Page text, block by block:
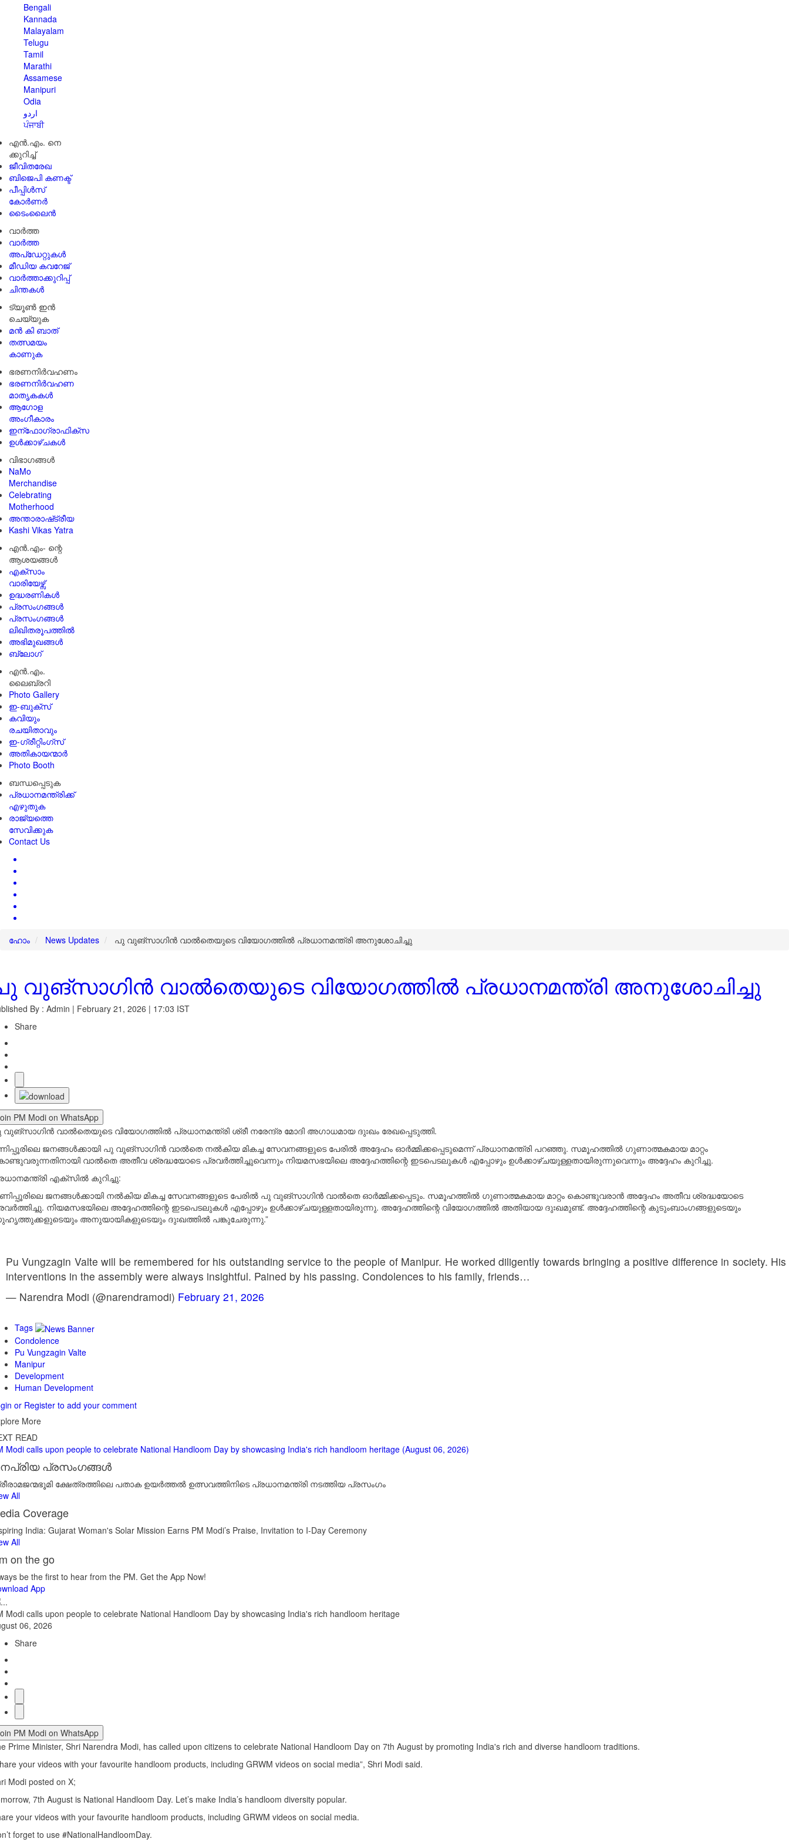
Bengali
Kannada
Malayalam
Telugu
Tamil
Marathi
Assamese
Manipuri
Odia
اردو
ਪੰਜਾਬੀ
എൻ.എം. നെ
ക്കുറിച്ച്
ജീവിതരേഖ
ബിജെപി കണക്ട്
പീപ്പിൾസ്
കോർണർ
ടൈംലൈൻ
വാർത്ത
വാർത്ത
അപ്ഡേറ്റുകൾ
മീഡിയ കവറേജ്
വാർത്താക്കുറിപ്പ്
ചിന്തകൾ
ട്യൂൺ ഇൻ
ചെയ്യുക
മൻ കി ബാത്
തത്സമയം
കാണുക
ഭരണനിര്‍വഹണം
ഭരണനിര്‍വഹണ
മാതൃകകൾ
ആഗോള
അംഗീകാരം
ഇന്ഫോഗ്രാഫിക്സ
ഉള്‍ക്കാഴ്‌ചകൾ
വിഭാഗങ്ങൾ
NaMo
Merchandise
Celebrating
Motherhood
അന്താരാഷ്‌ട്രീയ
Kashi Vikas Yatra
എൻ.എം- ന്റെ
ആശയങ്ങൾ
എക്സാം
വാരിയേഴ്സ്
ഉദ്ധരണികള്‍
പ്രസംഗങ്ങള്‍
പ്രസംഗങ്ങൾ
ലിഖിതരൂപത്തിൽ
അഭിമുഖങ്ങൾ
ബ്ലോഗ്
എൻ.എം.
ലൈബ്രറി
Photo Gallery
ഇ-ബുക്‌സ്
കവിയും
രചയിതാവും
ഇ-ഗ്രീറ്റിംഗ്‌സ്
അതികായന്മാർ
Photo Booth
ബന്ധപ്പെടുക
പ്രധാനമന്ത്രിക്ക്
എഴുതുക
രാജ്യത്തെ
സേവിക്കുക
Contact Us
ഹോം News Updates പു വുങ്‌സാഗിൻ വാൽതെയുടെ വിയോഗത്തിൽ പ്രധാനമന്ത്രി അനുശോചിച്ചു
വുങ്‌സാഗിൻ വാൽതെയുടെ വിയോഗത്തിൽ പ്രധാനമന്ത്രി അനുശോചിച്ചു
By : Admin | February 21, 2026 | 17:03 IST
Share
PM Modi on WhatsApp
വാൽതെയുടെ വിയോഗത്തിൽ പ്രധാനമന്ത്രി ശ്രീ നരേന്ദ്ര മോദി അഗാധമായ ദുഃഖം രേഖപ്പെടുത്തി.
ജനങ്ങൾക്കായി പു വുങ്‌സാഗിൻ വാൽതെ നൽകിയ മികച്ച സേവനങ്ങളുടെ പേരിൽ അദ്ദേഹം ഓർമ്മിക്കപ്പെടുമെന്ന് പ്രധാനമന്ത്രി പറഞ്ഞു. സമൂഹത്തിൽ ​ഗുണാത്മകമായ മാറ്റം
വാൽതെ അതീവ ശ്രദ്ധയോടെ പ്രവർത്തിച്ചുവെന്നും നിയമസഭയിലെ അദ്ദേഹത്തിന്റെ ഇടപെടലുകൾ എപ്പോഴും ഉൾക്കാഴ്ചയുള്ളതായിരുന്നുവെന്നും അദ്ദേഹം കുറിച്ചു.
എക്‌സിൽ കുറിച്ചു:
ജനങ്ങൾക്കായി നൽകിയ മികച്ച സേവനങ്ങളുടെ പേരിൽ പു വുങ്‌സാഗിൻ വാൽതെ ഓർമ്മിക്കപ്പെടും. സമൂഹത്തിൽ ഗുണാത്മകമായ മാറ്റം കൊണ്ടുവരാൻ അദ്ദേഹം അതീവ ശ്രദ്ധയോടെ
നിയമസഭയിലെ അദ്ദേഹത്തിന്റെ ഇടപെടലുകൾ എപ്പോഴും ഉൾക്കാഴ്ചയുള്ളതായിരുന്നു. അദ്ദേഹത്തിന്റെ വിയോഗത്തിൽ അതിയായ ദുഃഖമുണ്ട്. അദ്ദേഹത്തിന്റെ കുടുംബാംഗങ്ങളുടെയും
അനുയായികളുടെയും ദുഃഖത്തിൽ പങ്കുചേരുന്നു.”
Pu Vungzagin Valte will be remembered for his outstanding service to the people of Manipur. He worked diligently towards bringing a positive difference in society. His
interventions in the assembly were always insightful. Pained by his passing. Condolences to his family, friends…
— Narendra Modi (@narendramodi) February 21, 2026
Tags
Condolence
Pu Vungzagin Valte
Manipur
Development
Human Development
or Register to add your comment
More
READ
Modi calls upon people to celebrate National Handloom Day by showcasing India's rich handloom heritage (August 06, 2026)
പ്രസംഗങ്ങൾ
ക്ഷേത്രത്തിലെ പതാക ഉയർത്തൽ ഉത്സവത്തിനിടെ പ്രധാനമന്ത്രി നടത്തിയ പ്രസം​ഗം
All
Coverage
India: Gujarat Woman's Solar Mission Earns PM Modi’s Praise, Invitation to I-Day Ceremony
All
on the go
be the first to hear from the PM. Get the App Now!
App
Modi calls upon people to celebrate National Handloom Day by showcasing India's rich handloom heritage
06, 2026
Share
PM Modi on WhatsApp
Prime Minister, Shri Narendra Modi, has called upon citizens to celebrate National Handloom Day on 7th August by promoting India's rich and diverse handloom traditions.
your videos with your favourite handloom products, including GRWM videos on social media”, Shri Modi said.
Modi posted on X;
7th August is National Handloom Day. Let’s make India’s handloom diversity popular.
your videos with your favourite handloom products, including GRWM videos on social media.
forget to use #NationalHandloomDay.